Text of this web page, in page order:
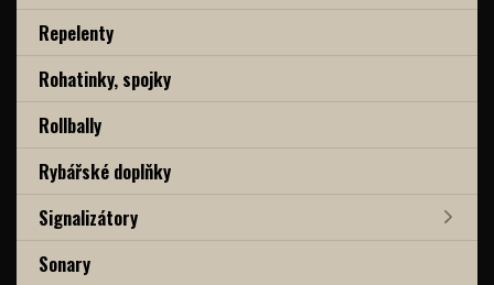
Repelenty
Rohatinky, spojky
Rollbally
Rybářské doplňky
Signalizátory
Sonary